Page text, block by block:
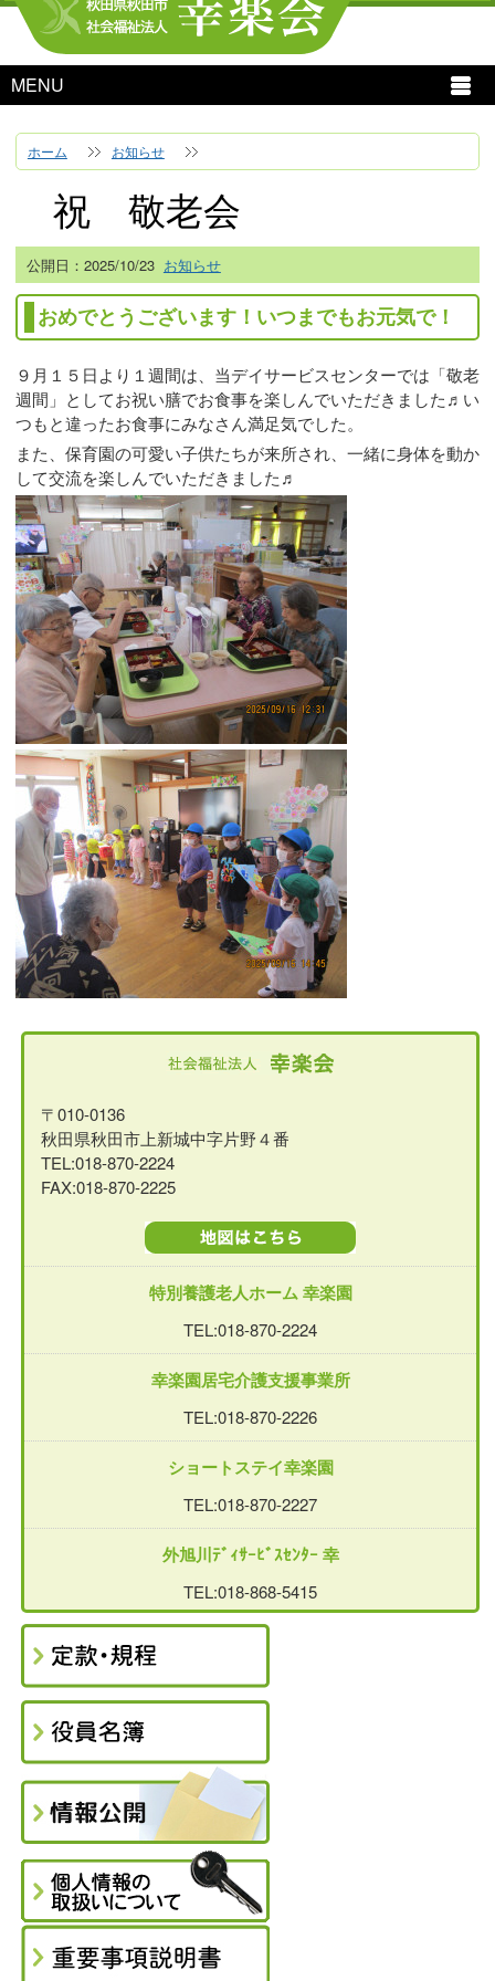
MENU
ホーム お知らせ
祝 敬老会
公開日： 2025/10/23 お知らせ
おめでとうございます！いつまでもお元気で！
９月１５日より１週間は、当デイサービスセンターでは「敬老
週間」としてお祝い膳でお食事を楽しんでいただきました♬い
つもと違ったお食事にみなさん満足気でした。
また、保育園の可愛い子供たちが来所され、一緒に身体を動か
して交流を楽しんでいただきました♬
〒010-0136
秋田県秋田市上新城中字片野４番
TEL:018-870-2224
FAX:018-870-2225
特別養護老人ホーム 幸楽園
TEL:018-870-2224
幸楽園居宅介護支援事業所
TEL:018-870-2226
ショートステイ幸楽園
TEL:018-870-2227
外旭川ﾃﾞｨｻｰﾋﾞｽｾﾝﾀｰ 幸
TEL:018-868-5415